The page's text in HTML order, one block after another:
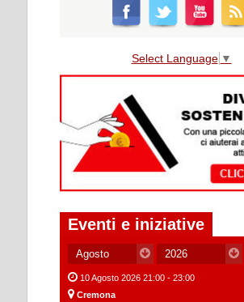
Select Language ▼
Eventi e iniziative
10 Agosto 2026 21:00 - 23:00
Cremona